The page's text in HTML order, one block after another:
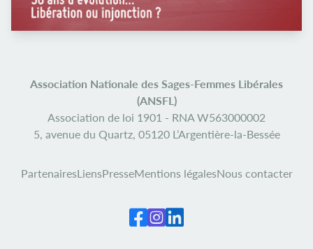
Association Nationale des Sages-Femmes Libérales
(ANSFL)
Association de loi 1901 - RNA W563000002
5, avenue du Quartz, 05120 L’Argentière-la-Bessée
PartenairesLiensPresseMentions légalesNous contacter